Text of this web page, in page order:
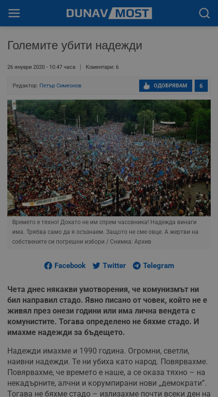
Големите убити надежди
26 януари 2020 - 10:47 часа Коментари: 6
Редактор: Петър Симеонов 6
ОДОБРЯВАМ
Времето е тяхно! Докато не им спрем часовника! Надежда винаги
има. Трябва само да я осъзнаем. Защото не сме овце. А жертви на
собствените си погрешни избори / Снимка: Архив
Facebook Twitter Telegram
Чета днес някакви умотворения, че комунизмът ни
бил направил стадо. Явно писано от човек, който не е
живял през онези години или има лична вендета с
комунистите. Тогава определено не бяхме стадо. И
имахме надежди за бъдещето.
Надежди имахме и 1990 година. Огромни, светли,
наивни надежди. Те ни убиха като народ. Повярвахме.
Повярвахме, че времето е наше, а се оказа тяхно – на
некадърните, алчни и корумпирани нови „демократи”.
Тогава не бяхме стадо – излизахме почти всеки ден на